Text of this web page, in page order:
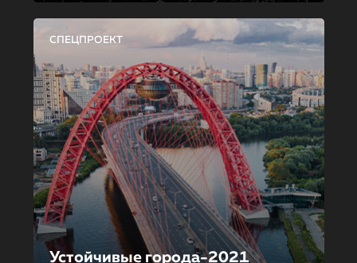
СПЕЦПРОЕКТ
Устойчивые города-2021